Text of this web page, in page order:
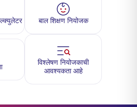
बाल शिक्षण नियोजक
विश्लेषण नियोजकाची
आवश्यकता आहे